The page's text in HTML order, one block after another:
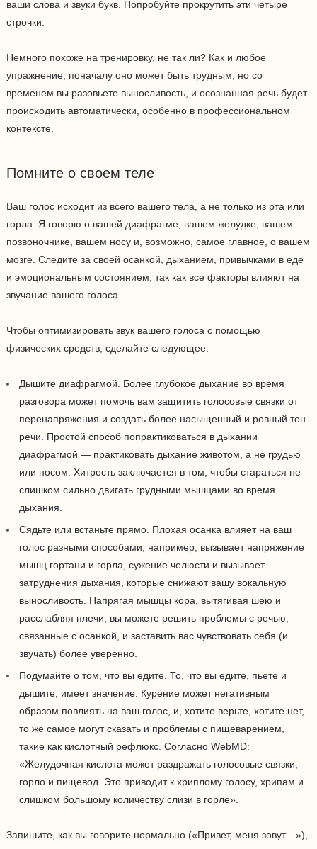
ваши слова и звуки букв. Попробуйте прокрутить эти четыре
строчки.
Немного похоже на тренировку, не так ли? Как и любое
упражнение, поначалу оно может быть трудным, но со
временем вы разовьете выносливость, и осознанная речь будет
происходить автоматически, особенно в профессиональном
контексте.
Помните о своем теле
Ваш голос исходит из всего вашего тела, а не только из рта или
горла. Я говорю о вашей диафрагме, вашем желудке, вашем
позвоночнике, вашем носу и, возможно, самое главное, о вашем
мозге. Следите за своей осанкой, дыханием, привычками в еде
и эмоциональным состоянием, так как все факторы влияют на
звучание вашего голоса.
Чтобы оптимизировать звук вашего голоса с помощью
физических средств, сделайте следующее:
Дышите диафрагмой. Более глубокое дыхание во время
разговора может помочь вам защитить голосовые связки от
перенапряжения и создать более насыщенный и ровный тон
речи. Простой способ попрактиковаться в дыхании
диафрагмой — практиковать дыхание животом, а не грудью
или носом. Хитрость заключается в том, чтобы стараться не
слишком сильно двигать грудными мышцами во время
дыхания.
Сядьте или встаньте прямо. Плохая осанка влияет на ваш
голос разными способами, например, вызывает напряжение
мышц гортани и горла, сужение челюсти и вызывает
затруднения дыхания, которые снижают вашу вокальную
выносливость. Напрягая мышцы кора, вытягивая шею и
расслабляя плечи, вы можете решить проблемы с речью,
связанные с осанкой, и заставить вас чувствовать себя (и
звучать) более уверенно.
Подумайте о том, что вы едите. То, что вы едите, пьете и
дышите, имеет значение. Курение может негативным
образом повлиять на ваш голос, и, хотите верьте, хотите нет,
то же самое могут сказать и проблемы с пищеварением,
такие как кислотный рефлюкс. Согласно WebMD:
«Желудочная кислота может раздражать голосовые связки,
горло и пищевод. Это приводит к хриплому голосу, хрипам и
слишком большому количеству слизи в горле».
Запишите, как вы говорите нормально («Привет, меня зовут…»),